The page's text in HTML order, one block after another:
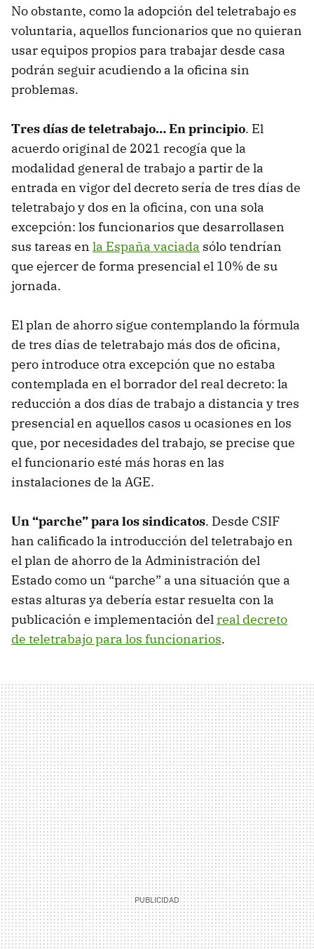
No obstante, como la adopción del teletrabajo es
voluntaria, aquellos funcionarios que no quieran
usar equipos propios para trabajar desde casa
podrán seguir acudiendo a la oficina sin
problemas.
Tres días de teletrabajo… En principio. El
acuerdo original de 2021 recogía que la
modalidad general de trabajo a partir de la
entrada en vigor del decreto sería de tres días de
teletrabajo y dos en la oficina, con una sola
excepción: los funcionarios que desarrollasen
sus tareas en la España vaciada sólo tendrían
que ejercer de forma presencial el 10% de su
jornada.
El plan de ahorro sigue contemplando la fórmula
de tres días de teletrabajo más dos de oficina,
pero introduce otra excepción que no estaba
contemplada en el borrador del real decreto: la
reducción a dos días de trabajo a distancia y tres
presencial en aquellos casos u ocasiones en los
que, por necesidades del trabajo, se precise que
el funcionario esté más horas en las
instalaciones de la AGE.
Un “parche” para los sindicatos. Desde CSIF
han calificado la introducción del teletrabajo en
el plan de ahorro de la Administración del
Estado como un “parche” a una situación que a
estas alturas ya debería estar resuelta con la
publicación e implementación delreal decreto
de teletrabajo para los funcionarios.